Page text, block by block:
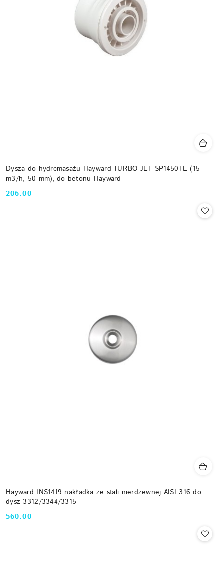
Dysza do hydromasażu Hayward TURBO-JET SP1450TE (15
m3/h, 50 mm), do betonu Hayward
Cena:
206.00
Hayward INS1419 nakładka ze stali nierdzewnej AISI 316 do
dysz 3312/3344/3315
Cena:
560.00